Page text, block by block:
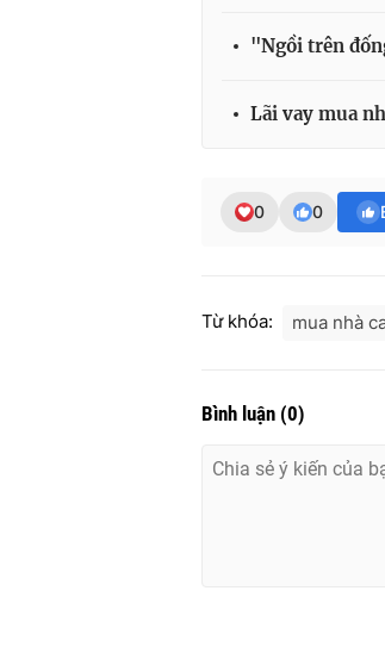
"Ngồi trên
Lãi vay mua
0 0
Từ khóa: mua nhà
Bình luận (0)